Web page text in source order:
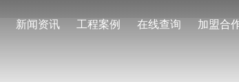
新闻资讯 工程案例 在线查询 加盟合